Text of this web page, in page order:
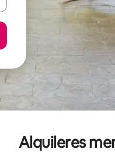
Alquileres